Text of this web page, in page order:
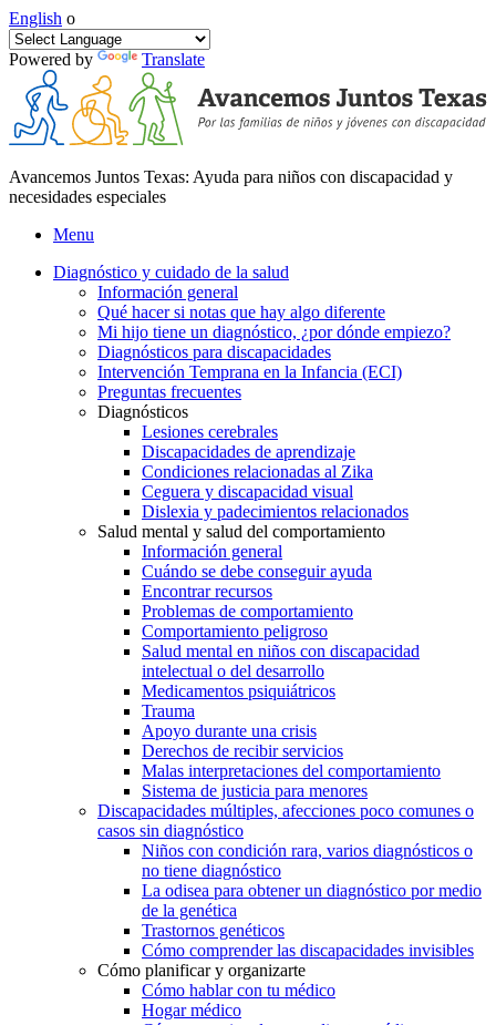
English o
Powered by Translate
Avancemos Juntos Texas: Ayuda para niños con discapacidad y
necesidades especiales
Menu
Diagnóstico y cuidado de la salud
Información general
Qué hacer si notas que hay algo diferente
Mi hijo tiene un diagnóstico, ¿por dónde empiezo?
Diagnósticos para discapacidades
Intervención Temprana en la Infancia (ECI)
Preguntas frecuentes
Diagnósticos
Lesiones cerebrales
Discapacidades de aprendizaje
Condiciones relacionadas al Zika
Ceguera y discapacidad visual
Dislexia y padecimientos relacionados
Salud mental y salud del comportamiento
Información general
Cuándo se debe conseguir ayuda
Encontrar recursos
Problemas de comportamiento
Comportamiento peligroso
Salud mental en niños con discapacidad
intelectual o del desarrollo
Medicamentos psiquiátricos
Trauma
Apoyo durante una crisis
Derechos de recibir servicios
Malas interpretaciones del comportamiento
Sistema de justicia para menores
Discapacidades múltiples, afecciones poco comunes o
casos sin diagnóstico
Niños con condición rara, varios diagnósticos o
no tiene diagnóstico
La odisea para obtener un diagnóstico por medio
de la genética
Trastornos genéticos
Cómo comprender las discapacidades invisibles
Cómo planificar y organizarte
Cómo hablar con tu médico
Hogar médico